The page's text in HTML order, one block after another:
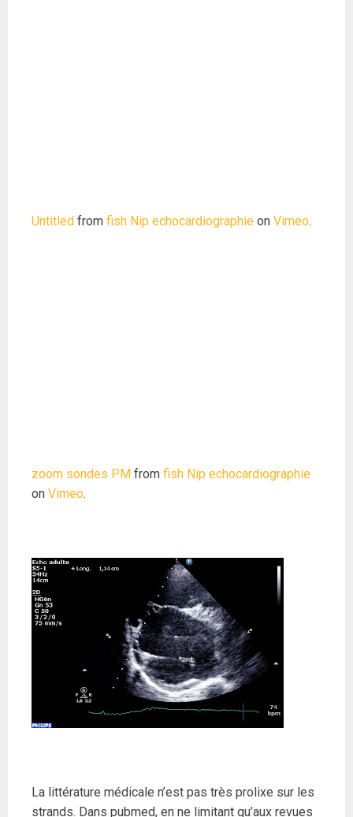
Untitled from fish Nip echocardiographie on Vimeo.
zoom sondes PM from fish Nip echocardiographie
on Vimeo.
La littérature médicale n’est pas très prolixe sur les
strands. Dans pubmed, en ne limitant qu’aux revues